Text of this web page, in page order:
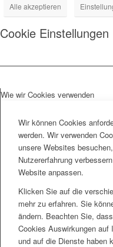
Alle akzeptieren
Cookie Einstellungen
Wie wir Cookies verwenden
Wir können Cookies
werden. Wir verwenden
unsere Websites
Nutzererfahrung
Website anpassen.
Klicken Sie auf die
mehr zu erfahren. Sie
ändern. Beachten Sie,
Cookies Auswirkungen auf
und auf die Dienste haben